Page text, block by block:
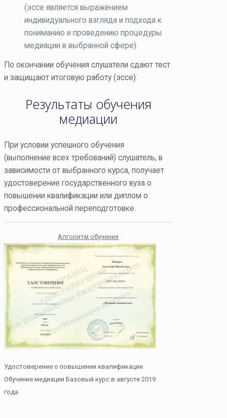
(эссе является выражением
индивидуального взгляда и подхода к
пониманию и проведению процедуры
медиации в выбранной сфере).
По окончании обучения слушатели сдают тест
и защищают итоговую работу (эссе).
Результаты обучения
медиации
При условии успешного обучения
(выполнение всех требований) слушатель, в
зависимости от выбранного курса, получает
удостоверение государственного вуза о
повышении квалификации или диплом о
профессиональной переподготовке.
Алгоритм обучения
Удостоверение о повышении квалификации
Обучение медиации Базовый курс в августе 2019
года